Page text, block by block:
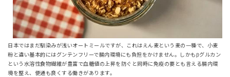
日本ではまだ馴染みが浅いオートミールですが、これはえん麦という麦の一種で、小麦
粉と違い基本的にはグンテンフリーで腸内環境にも負担をかけません。しかもβグルカン
という水溶性食物繊維が豊富で血糖値の上昇を防ぐと同時に免疫の要とも言える腸内環
境を整え、便通も良くする働きがあります。